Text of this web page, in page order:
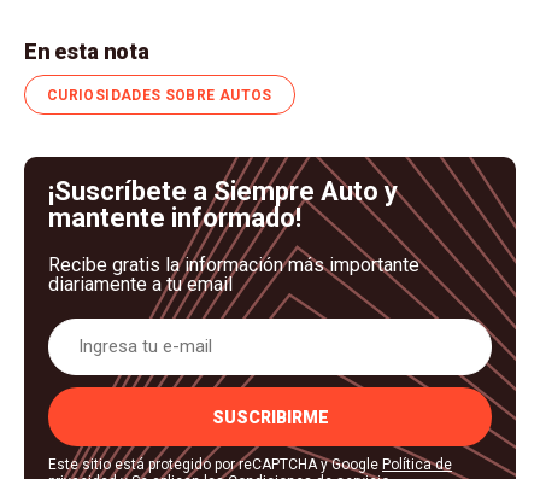
En esta nota
CURIOSIDADES SOBRE AUTOS
¡Suscríbete a Siempre Auto y
mantente informado!
Recibe gratis la información más importante
diariamente a tu email
SUSCRIBIRME
Este sitio está protegido por reCAPTCHA y Google Política de